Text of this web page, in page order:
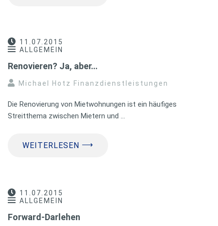
11.07.2015
ALLGEMEIN
Renovieren? Ja, aber…
Michael Hotz Finanzdienstleistungen
Die Renovierung von Mietwohnungen ist ein häufiges
Streitthema zwischen Mietern und …
WEITERLESEN ⟶
11.07.2015
ALLGEMEIN
Forward-Darlehen